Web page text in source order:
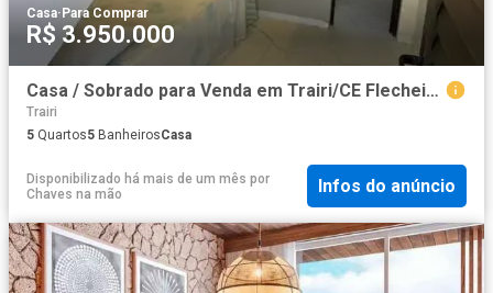
Casa·Para Comprar
R$ 3.950.000
Casa / Sobrado para Venda em Trairi/CE Flecheiras 5 Quartos
Trairi
5 Quartos5 BanheirosCasa
Disponibilizado há mais de um mês por
Chaves na mão
Infos do anúncio